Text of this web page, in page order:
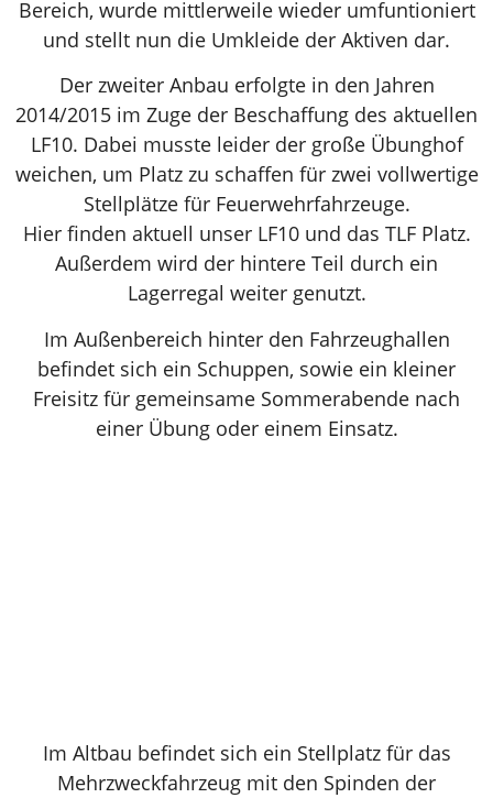
Bereich, wurde mittlerweile wieder umfuntioniert
und stellt nun die Umkleide der Aktiven dar.
Der zweiter Anbau erfolgte in den Jahren
2014/2015 im Zuge der Beschaffung des aktuellen
LF10. Dabei musste leider der große Übunghof
weichen, um Platz zu schaffen für zwei vollwertige
Stellplätze für Feuerwehrfahrzeuge.
Hier finden aktuell unser LF10 und das TLF Platz.
Außerdem wird der hintere Teil durch ein
Lagerregal weiter genutzt.
Im Außenbereich hinter den Fahrzeughallen
befindet sich ein Schuppen, sowie ein kleiner
Freisitz für gemeinsame Sommerabende nach
einer Übung oder einem Einsatz.
Im Altbau befindet sich ein Stellplatz für das
Mehrzweckfahrzeug mit den Spinden der